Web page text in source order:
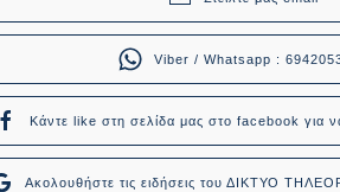
Viber / Whatsapp :
Κάντε like στη σελίδα μας στο facebook για
Ακολουθήστε τις ειδήσεις του ΔΙΚΤΥΟ